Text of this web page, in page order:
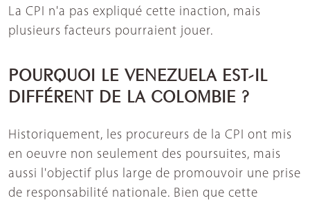
La CPI n'a pas expliqué cette inaction, mais
plusieurs facteurs pourraient jouer.
POURQUOI LE VENEZUELA EST-IL
DIFFÉRENT DE LA COLOMBIE ?
Historiquement, les procureurs de la CPI ont mis
en oeuvre non seulement des poursuites, mais
aussi l'objectif plus large de promouvoir une prise
de responsabilité nationale. Bien que cette